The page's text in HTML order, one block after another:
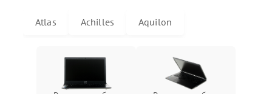
Atlas Achilles Aquilon